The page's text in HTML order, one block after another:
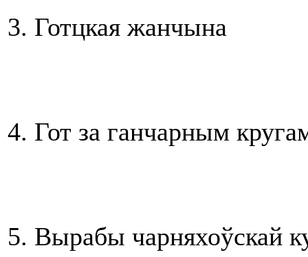
3. Готцкая жанчына
4. Гот за ганчарным
5. Вырабы чарняхоўскай